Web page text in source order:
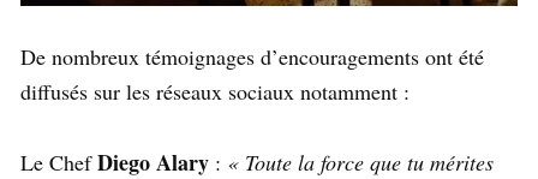
De nombreux témoignages d’encouragements ont été
diffusés sur les réseaux sociaux notamment :
Le ChefDiego Alary : « Toute la force que tu mérites